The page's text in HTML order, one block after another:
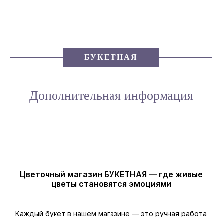
БУКЕТНАЯ
Дополнительная информация
Цветочный магазин БУКЕТНАЯ — где живые
цветы становятся эмоциями
Каждый букет в нашем магазине — это ручная работа